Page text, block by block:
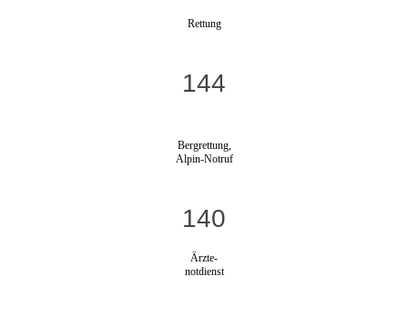
Rettung
144
Bergrettung,
Alpin-Notruf
140
Ärzte-
notdienst